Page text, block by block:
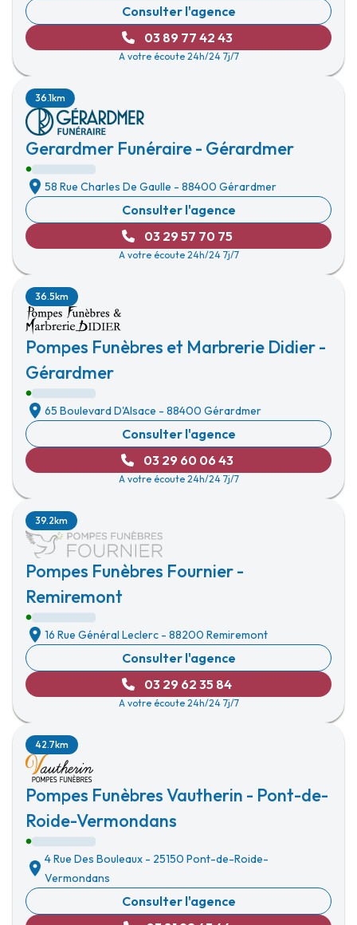
Consulter l'agence
03 89 77 42 43
A votre écoute 24h/24 7j/7
Gerardmer Funéraire - Gérardmer
36.1km
58 Rue Charles De Gaulle - 88400 Gérardmer
Consulter l'agence
03 29 57 70 75
A votre écoute 24h/24 7j/7
Pompes Funèbres et Marbrerie Didier -
Gérardmer
36.5km
65 Boulevard D'Alsace - 88400 Gérardmer
Consulter l'agence
03 29 60 06 43
A votre écoute 24h/24 7j/7
Pompes Funèbres Fournier -
Remiremont
39.2km
16 Rue Général Leclerc - 88200 Remiremont
Consulter l'agence
03 29 62 35 84
A votre écoute 24h/24 7j/7
Pompes Funèbres Vautherin - Pont-de-
Roide-Vermondans
42.7km
4 Rue Des Bouleaux - 25150 Pont-de-Roide-
Vermondans
Consulter l'agence